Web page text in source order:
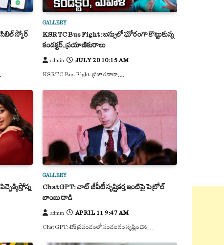
స్కోర్
GALLERY
KSRTC Bus Fight: బస్సులో ఘోరంగా కొట్టుకున్న
కండక్టర్, ప్రయాణికురాలు
admin JULY 20 10:15 AM
KSRTC Bus Fight: ప్రజా రవాణా…
GALLERY
ChatGPT: చాట్ జీపీటీ సృష్టికర్త ఇంటిపై పెట్రోల్
బాంబు దాడి
admin APRIL 11 9:47 AM
ChatGPT: టెక్ ప్రపంచంలో సంచలనం సృష్టించిన…